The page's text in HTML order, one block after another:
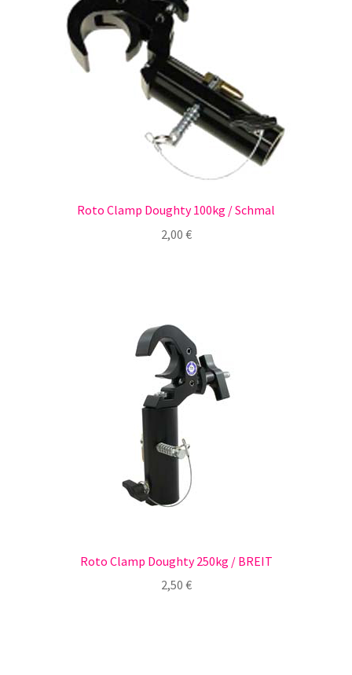
Roto Clamp Doughty 100kg / Schmal
2,00 €
Roto Clamp Doughty 250kg / BREIT
2,50 €